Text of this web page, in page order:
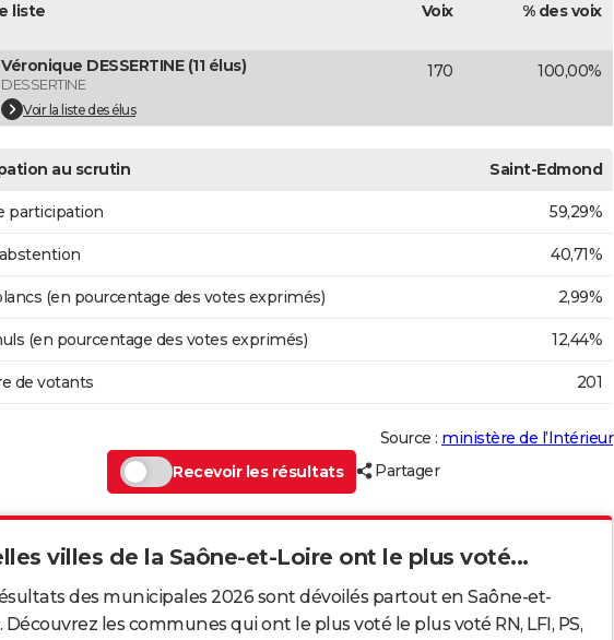
liste Voix % des voix
Véronique DESSERTINE (11 élus)
DESSERTINE
Voir la liste des élus
170 100,00%
au scrutin Saint-Edmond
participation 59,29%
40,71%
(en pourcentage des votes exprimés) 2,99%
(en pourcentage des votes exprimés) 12,44%
de votants 201
Source : ministère de l’Intérieur
Recevoir les résultats
Partager
villes de la Saône-et-Loire ont le plus voté...
des municipales 2026 sont dévoilés partout en Saône-et-
Découvrez les communes qui ont le plus voté le plus voté RN, LFI, PS,